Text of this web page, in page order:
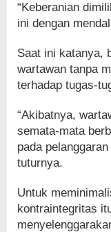
“Keberanian
ini dengan
Saat ini katanya,
wartawan tanpa
terhadap tugas-
“Akibatnya,
semata-mata
pada
tuturnya.
Untuk
kontraintegritas